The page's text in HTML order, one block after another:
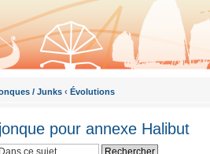
/ Junks ‹ Évolutions
pour annexe Halibut